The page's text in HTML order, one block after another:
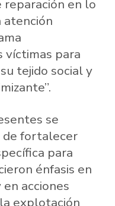
reparación en lo
atención
víctimas para
tejido social y
se
de fortalecer
para
énfasis en
acciones
explotación